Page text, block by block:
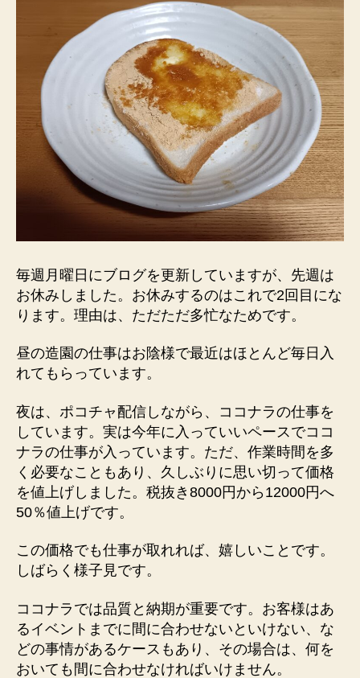
黄
マ
ー
ガ
リ
ン
ン、
米
ぬ
か、
供
物
毎週月曜日にブログを更新していますが、先週は
お休みしました。お休みするのはこれで2回目にな
ります。理由は、ただただ多忙なためです。
昼の造園の仕事はお陰様で最近はほとんど毎日入
れてもらっています。
夜は、ポコチャ配信しながら、ココナラの仕事を
しています。実は今年に入っていいペースでココ
ナラの仕事が入っています。ただ、作業時間を多
く必要なこともあり、久しぶりに思い切って価格
を値上げしました。税抜き8000円から12000円へ
50％値上げです。
この価格でも仕事が取れれば、嬉しいことです。
しばらく様子見です。
ココナラでは品質と納期が重要です。お客様はあ
るイベントまでに間に合わせないといけない、な
どの事情があるケースもあり、その場合は、何を
おいても間に合わせなければいけません。